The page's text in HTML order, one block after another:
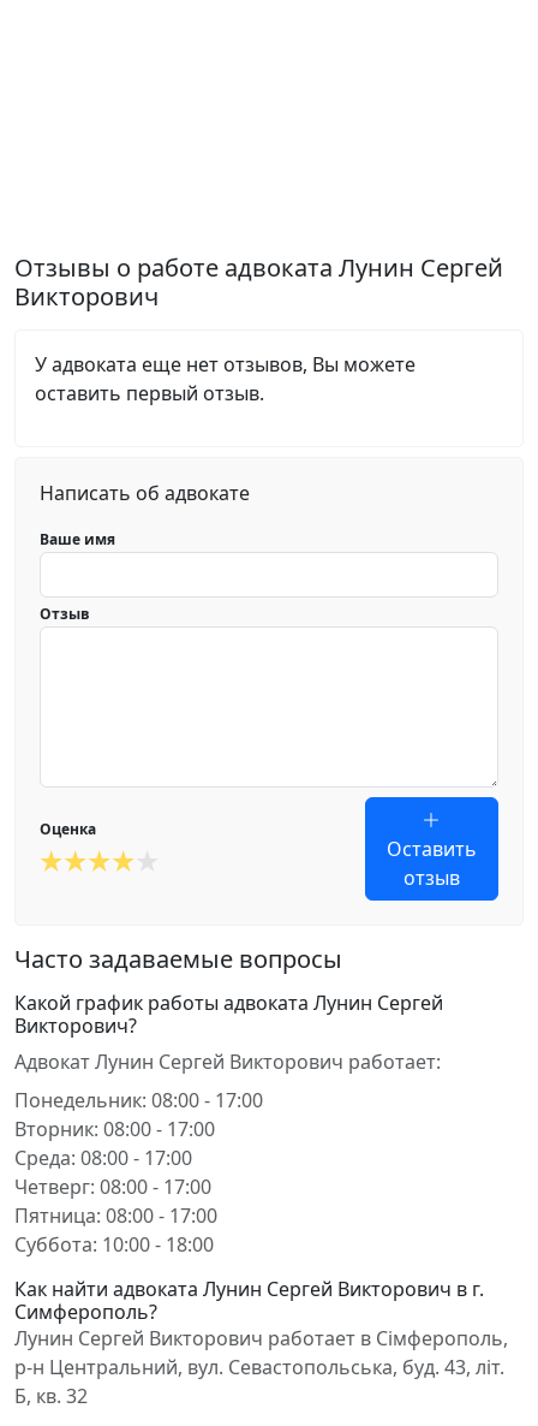
Отзывы о работе адвоката Лунин Сергей
Викторович
У адвоката еще нет отзывов, Вы можете
оставить первый отзыв.
Написать об адвокате
Ваше имя
Отзыв
Оценка
Оставить
отзыв
Часто задаваемые вопросы
Какой график работы адвоката Лунин Сергей
Викторович?
Адвокат Лунин Сергей Викторович работает:
Понедельник: 08:00 - 17:00
Вторник: 08:00 - 17:00
Среда: 08:00 - 17:00
Четверг: 08:00 - 17:00
Пятница: 08:00 - 17:00
Суббота: 10:00 - 18:00
Как найти адвоката Лунин Сергей Викторович в г.
Симферополь?
Лунин Сергей Викторович работает в Сімферополь,
р-н Центральний, вул. Севастопольська, буд. 43, літ.
Б, кв. 32